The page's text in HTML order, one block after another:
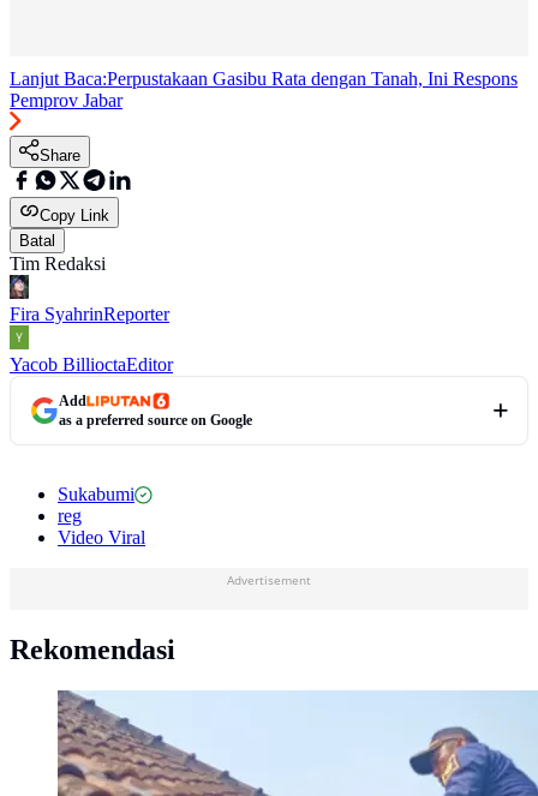
Lanjut Baca:Perpustakaan Gasibu Rata dengan Tanah, Ini Respons
Pemprov Jabar
Share
Copy Link
Batal
Tim Redaksi
Fira SyahrinReporter
Yacob BillioctaEditor
Add
as a preferred source on Google
Sukabumi
reg
Video Viral
Advertisement
Rekomendasi